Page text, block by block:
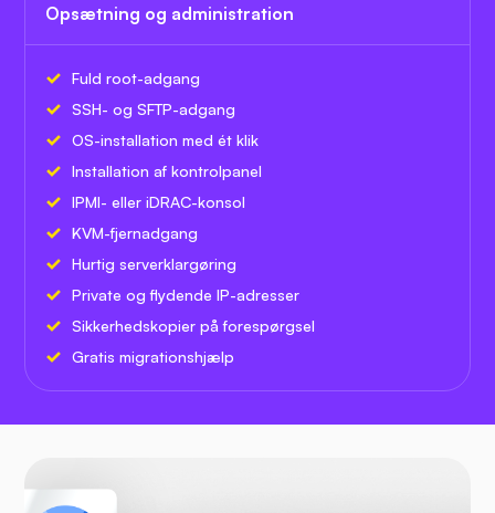
Opsætning og administration
Fuld root-adgang
SSH- og SFTP-adgang
OS-installation med ét klik
Installation af kontrolpanel
IPMI- eller iDRAC-konsol
KVM-fjernadgang
Hurtig serverklargøring
Private og flydende IP-adresser
Sikkerhedskopier på forespørgsel
Gratis migrationshjælp